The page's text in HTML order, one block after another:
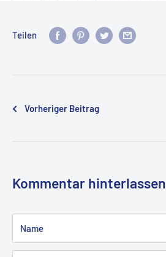
Teilen
Vorheriger Beitrag
Kommentar hinterlassen
Name